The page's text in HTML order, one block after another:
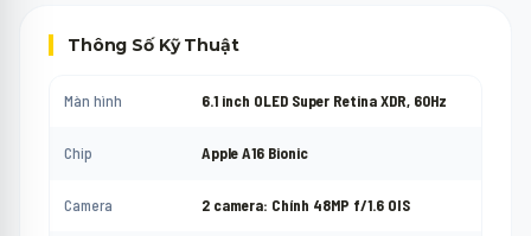
Thông Số Kỹ Thuật
Màn hình 6.1 inch OLED Super Retina XDR, 60Hz
Chip Apple A16 Bionic
Camera 2 camera: Chính 48MP f/1.6 OIS